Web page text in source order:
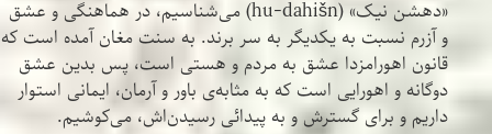
«دهشن نیک» (hu-dahišn) می‌شناسیم، در هماهنگی و عشق
و آزرم نسبت به یکدیگر به سر برند. به سنت مغان آمده است که
قانون اهورامزدا عشق به مردم و هستی است، پس بدین عشق
دوگانه و اهورایی است که به مثابه‌ی باور و آرمان، ایمانی استوار
داریم و برای گسترش و به پیدائی رسیدن‌اش، می‌کوشیم.